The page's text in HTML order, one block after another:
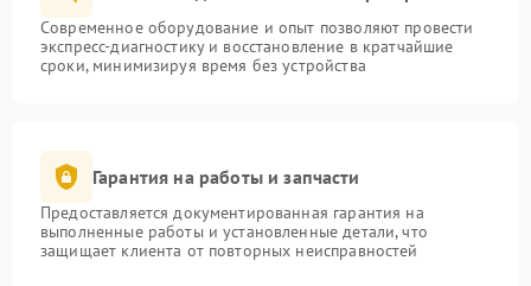
Современное оборудование и опыт позволяют провести
экспресс-диагностику и восстановление в кратчайшие
сроки, минимизируя время без устройства
Гарантия на работы и запчасти
Предоставляется документированная гарантия на
выполненные работы и установленные детали, что
защищает клиента от повторных неисправностей